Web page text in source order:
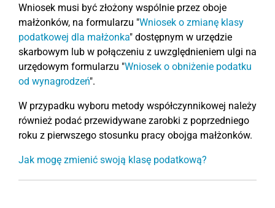
Wniosek musi być złożony wspólnie przez oboje
małżonków, na formularzu "Wniosek o zmianę klasy
podatkowej dla małżonka" dostępnym w urzędzie
skarbowym lub w połączeniu z uwzględnieniem ulgi na
urzędowym formularzu "Wniosek o obniżenie podatku
od wynagrodzeń".
W przypadku wyboru metody współczynnikowej należy
również podać przewidywane zarobki z poprzedniego
roku z pierwszego stosunku pracy obojga małżonków.
Jak mogę zmienić swoją klasę podatkową?